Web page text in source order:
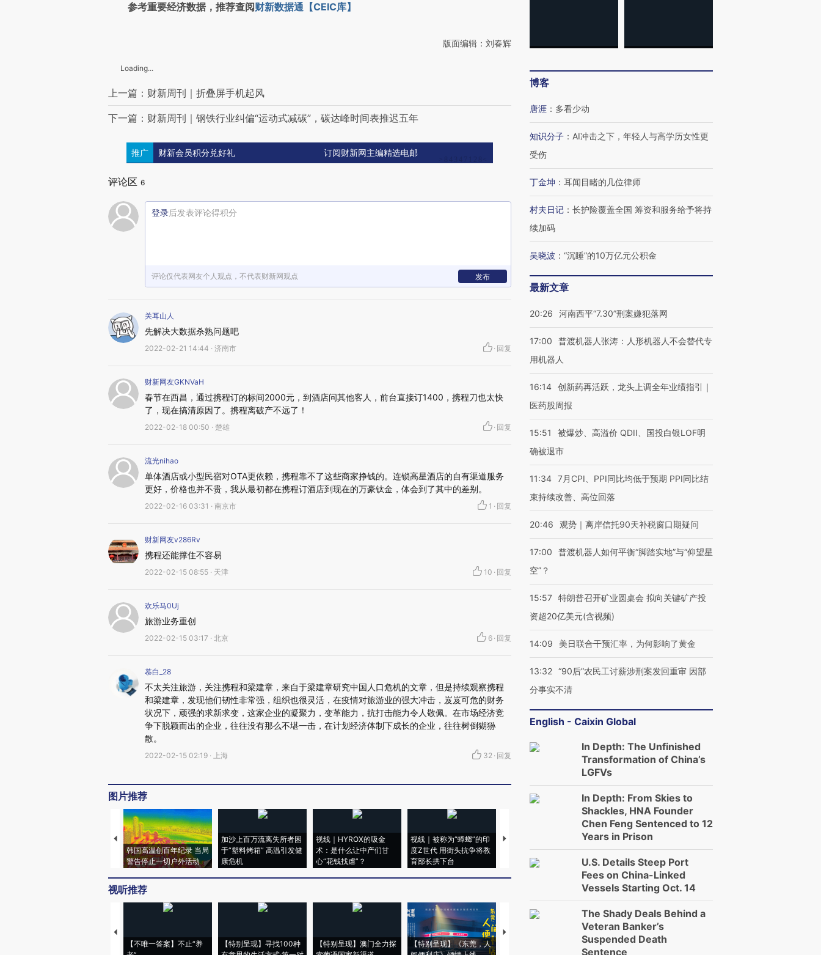
参考重要经济数据，推荐查阅财新数据通【CEIC库】
版面编辑：刘春辉
Loading...
上一篇：财新周刊｜折叠屏手机起风
下一篇：财新周刊｜钢铁行业纠偏“运动式减碳”，碳达峰时间表推迟五年
推广 财新会员积分兑好礼 订阅财新网主编精选电邮
评论区 6
登录后发表评论得积分
评论仅代表网友个人观点，不代表财新网观点 发布
关耳山人
先解决大数据杀熟问题吧
2022-02-21 14:44 · 济南市 · 回复
财新网友GKNVaH
春节在西昌，通过携程订的标间2000元，到酒店问其他客人，前台直接订1400，携程刀也太快
了，现在搞清原因了。携程离破产不远了！
2022-02-18 00:50 · 楚雄 · 回复
流光nihao
单体酒店或小型民宿对OTA更依赖，携程靠不了这些商家挣钱的。连锁高星酒店的自有渠道服务
更好，价格也并不贵，我从最初都在携程订酒店到现在的万豪钛金，体会到了其中的差别。
2022-02-16 03:31 · 南京市 1 · 回复
财新网友v286Rv
携程还能撑住不容易
2022-02-15 08:55 · 天津 10 · 回复
欢乐马0Uj
旅游业务重创
2022-02-15 03:17 · 北京 6 · 回复
慕白_28
不太关注旅游，关注携程和梁建章，来自于梁建章研究中国人口危机的文章，但是持续观察携程
和梁建章，发现他们韧性非常强，组织也很灵活，在疫情对旅游业的强大冲击，岌岌可危的财务
状况下，顽强的求新求变，这家企业的凝聚力，变革能力，抗打击能力令人敬佩。在市场经济竞
争下脱颖而出的企业，往往没有那么不堪一击，在计划经济体制下成长的企业，往往树倒猢狲
散。
2022-02-15 02:19 · 上海 32 · 回复
图片推荐
韩国高温创百年纪录 当局
警告停止一切户外活动
加沙上百万流离失所者困
于“塑料烤箱” 高温引发健
康危机
视线｜HYROX的吸金
术：是什么让中产们甘
心“花钱找虐”？
视线｜被称为“蟑螂”的印
度Z世代 用街头抗争将教
育部长拱下台
视线｜“入侵”还是“人道危
机”？难民潮撕裂西班牙
飞地休达
湖北宜昌局部短时降雨
128毫米 紧急转移近
4000人
雨 3小时累计雨量超80毫
视听推荐
【不唯一答案】不止“养
【特别呈现】寻找100种
【特别呈现】澳门全力探
【特别呈现】《东莞，人
【推广】走进第四届链博
会，让数智科技“链”接产
【特别呈现】寻找100种
博客
唐涯 ： 多看少动
知识分子 ： AI冲击之下，年轻人与高学历女性更
受伤
丁金坤 ： 耳闻目睹的几位律师
村夫日记 ： 长护险覆盖全国 筹资和服务给予将持
续加码
吴晓波 ： “沉睡”的10万亿元公积金
最新文章
20:26 河南西平“7.30”刑案嫌犯落网
17:00
普渡机器人张涛：人形机器人不会替代专
用机器人
16:14 创新药再活跃，龙头上调全年业绩指引｜
医药股周报
15:51
被爆炒、高溢价 QDII、国投白银LOF明
确被退市
11:34 7月CPI、PPI同比均低于预期 PPI同比结
束持续改善、高位回落
20:46 观势｜离岸信托90天补税窗口期疑问
17:00
普渡机器人如何平衡“脚踏实地”与“仰望星
空”？
15:57 特朗普召开矿业圆桌会 拟向关键矿产投
资超20亿美元(含视频)
14:09 美日联合干预汇率，为何影响了黄金
13:32 “90后”农民工讨薪涉刑案发回重审 因部
分事实不清
English - Caixin Global
In Depth: The Unfinished
Transformation of China’s
LGFVs
In Depth: From Skies to
Shackles, HNA Founder
Chen Feng Sentenced to 12
Years in Prison
U.S. Details Steep Port
Fees on China-Linked
Vessels Starting Oct. 14
The Shady Deals Behind a
Veteran Banker’s
Suspended Death
Sentence